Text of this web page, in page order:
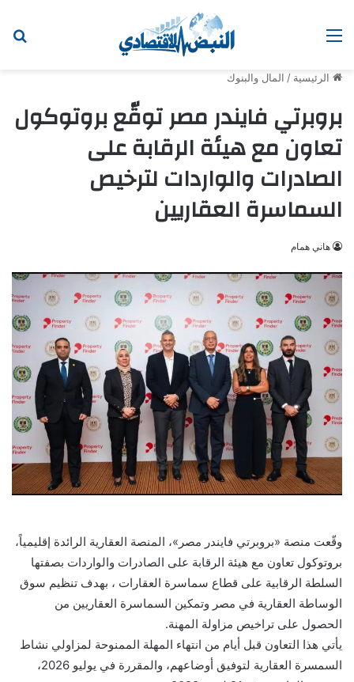
القائمة
الرئيسية / المال والبنوك
بروبرتي فايندر مصر توقّع بروتوكول
تعاون مع هيئة الرقابة على
الصادرات والواردات لترخيص
السماسرة العقاريين
هاني همام
وقّعت منصة «بروبرتي فايندر مصر»، المنصة العقارية الرائدة إقليمياً،
بروتوكول تعاون مع هيئة الرقابة على الصادرات والواردات بصفتها
السلطة الرقابية على قطاع سماسرة العقارات ، بهدف تنظيم سوق
الوساطة العقارية في مصر وتمكين السماسرة العقاريين من
الحصول على تراخيص مزاولة المهنة.
يأتي هذا التعاون قبل أيام من انتهاء المهلة الممنوحة لمزاولي نشاط
السمسرة العقارية لتوفيق أوضاعهم، والمقررة في يوليو 2026،